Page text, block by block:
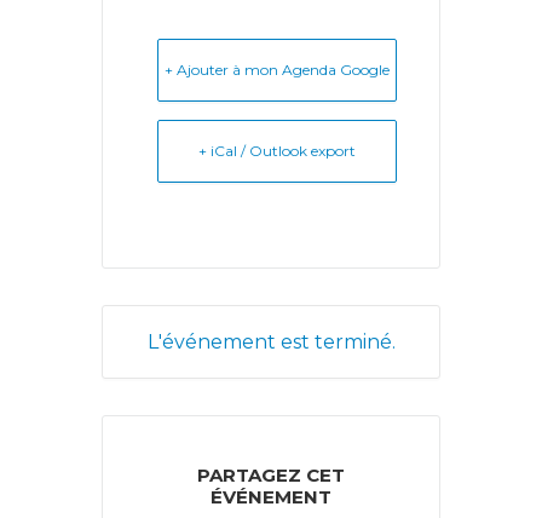
+ Ajouter à mon Agenda Google
+ iCal / Outlook export
L'événement est terminé.
PARTAGEZ CET
ÉVÉNEMENT